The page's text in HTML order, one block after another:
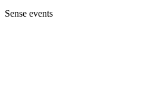
Sense events